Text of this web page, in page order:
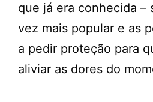
que já era conhecida –
vez mais popular e as
a pedir proteção para
aliviar as dores do